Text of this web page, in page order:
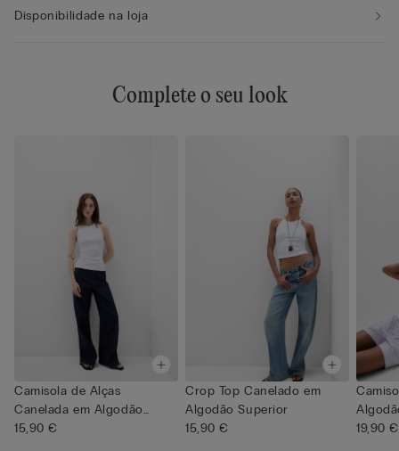
Disponibilidade na loja
Complete o seu look
Camisola de Alças
Canelada em Algodão
Superior
15,90 €
Crop Top Canelado em
Algodão Superior
15,90 €
19,90 €